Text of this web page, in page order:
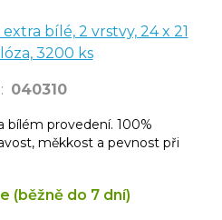
bílé, 2 vrstvy, 24 x 21
3200 ks
: 040310
bílém provedení. 100%
měkkost a pevnost při
(běžně do 7 dní)